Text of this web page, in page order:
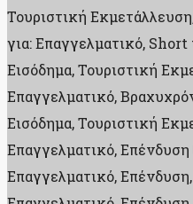
Τουριστική
για: Επαγγελματικό,
Εισόδημα, Τουριστική
Επαγγελματικό,
Εισόδημα, Τουριστική
Επαγγελματικό, Επένδυση
Επαγγελματικό,